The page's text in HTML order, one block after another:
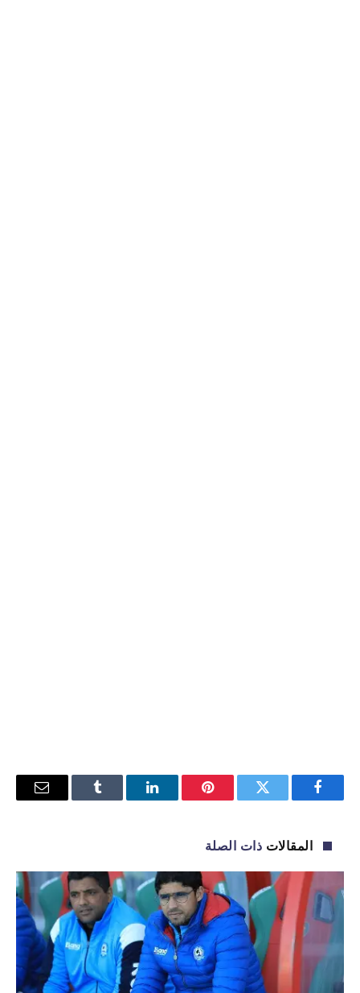
فيسبوك تويتر بينتيريستلينكدإن Tumblr
البريد
المقالات ذات الصلة